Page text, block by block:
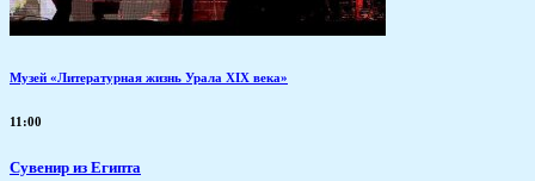
Музей «Литературная жизнь Урала XIX века»
11:00
Сувенир из Египта